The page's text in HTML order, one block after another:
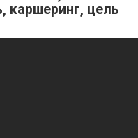
каршеринг, цель